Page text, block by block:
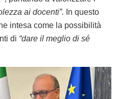
ai docenti”. In questo
intesa come la possibilità
di “dare il meglio di sé